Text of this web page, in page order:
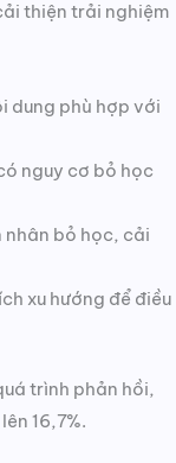
thiện trải nghiệm
dung phù hợp với
nguy cơ bỏ học
nhân bỏ học, cải
xu hướng để điều
trình phản hồi,
16,7%.